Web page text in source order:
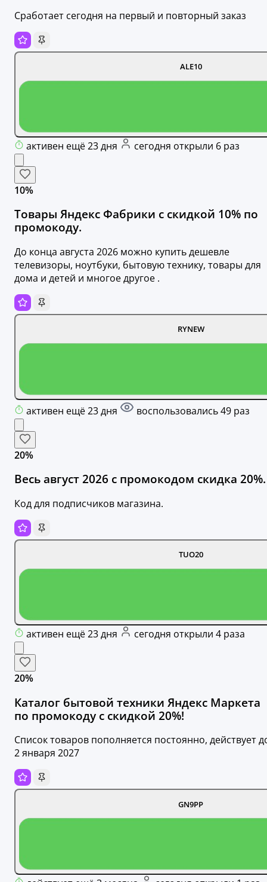
Сработает сегодня на первый и повторный заказ
ALE10
активен ещё 23 дня сегодня открыли 6 раз
10%
Товары Яндекс Фабрики с скидкой 10% по
промокоду.
До конца августа 2026 можно купить дешевле
телевизоры, ноутбуки, бытовую технику, товары для
дома и детей и многое другое .
RYNEW
активен ещё 23 дня воспользовались 49 раз
20%
Весь август 2026 с промокодом скидка 20%.
Код для подписчиков магазина.
TUO20
активен ещё 23 дня сегодня открыли 4 раза
20%
Каталог бытовой техники Яндекс Маркета
по промокоду с скидкой 20%!
Список товаров пополняется постоянно, действует
2 января 2027
GN9PP